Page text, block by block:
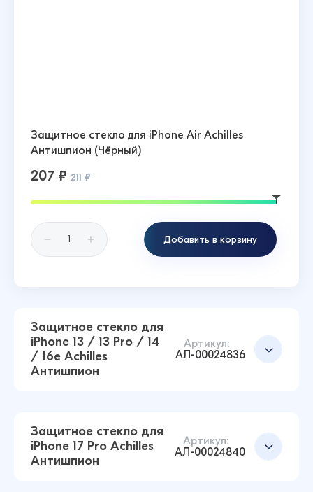
Защитное стекло для iPhone Air Achilles
Антишпион (Чёрный)
207 ₽ 211 ₽
Добавить в корзину
Защитное стекло для
iPhone 13 / 13 Pro / 14
/ 16e Achilles
Антишпион
Артикул:
АЛ-00024836
Защитное стекло для
iPhone 17 Pro Achilles
Антишпион
Артикул:
АЛ-00024840